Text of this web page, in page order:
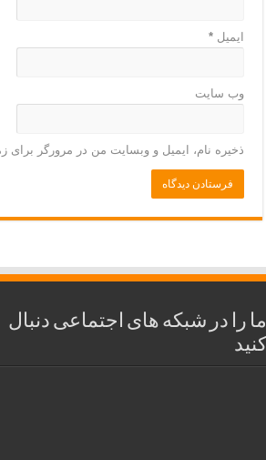
ایمیل *
وب‌ سایت
ذخیره نام، ایمیل و وبسایت من در مرورگر برای
ما را در شبکه های اجتماعی دنبال
کنید